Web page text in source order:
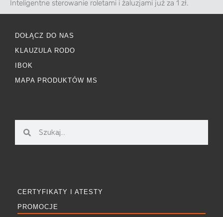
Inteligentne sterowanie roletami i żaluzjami już za 1 zł.
DOŁĄCZ DO NAS
KLAUZULA RODO
IBOK
MAPA PRODUKTÓW MS
CERTYFIKATY I ATESTY
PROMOCJE